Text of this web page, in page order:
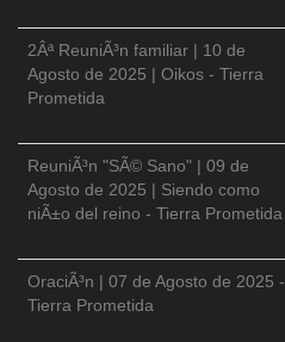
2Âª ReuniÃ³n familiar | 10 de
Agosto de 2025 | Oikos - Tierra
Prometida
ReuniÃ³n "SÃ© Sano" | 09 de
Agosto de 2025 | Siendo como
niÃ±o del reino - Tierra Prometida
OraciÃ³n | 07 de Agosto de 2025 -
Tierra Prometida